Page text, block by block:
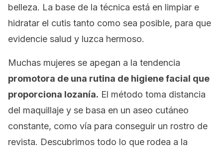
belleza. La base de la técnica está en limpiar e
hidratar el cutis tanto como sea posible, para que
evidencie salud y luzca hermoso.
Muchas mujeres se apegan a la tendencia
promotora de una rutina de higiene facial que
proporciona lozanía. El método toma distancia
del maquillaje y se basa en un aseo cutáneo
constante, como vía para conseguir un rostro de
revista. Descubrimos todo lo que rodea a la